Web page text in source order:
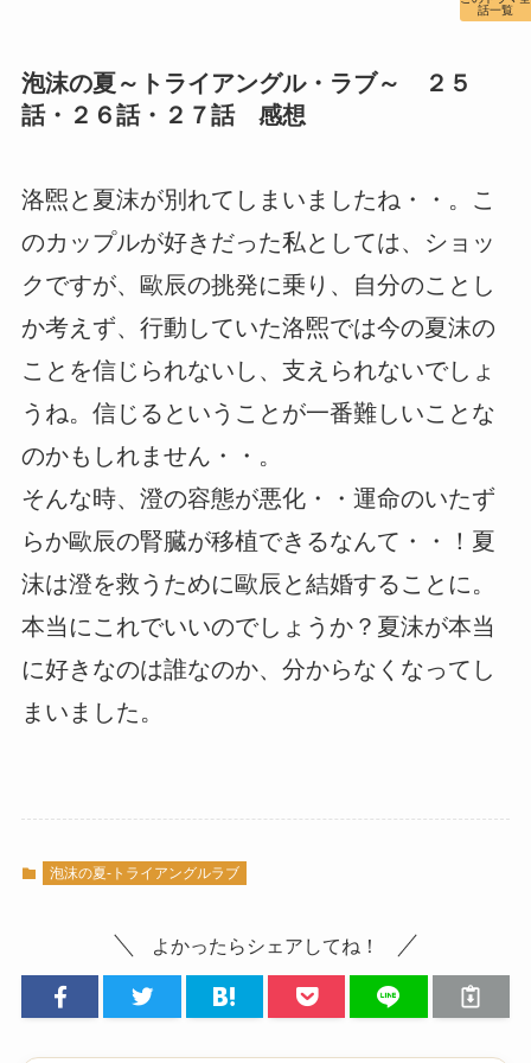
泡沫の夏～トライアングル・ラブ～ ２５
話・２６話・２７話 感想
洛煕と夏沫が別れてしまいましたね・・。こ
のカップルが好きだった私としては、ショッ
クですが、歐辰の挑発に乗り、自分のことし
か考えず、行動していた洛煕では今の夏沫の
ことを信じられないし、支えられないでしょ
うね。信じるということが一番難しいことな
のかもしれません・・。
そんな時、澄の容態が悪化・・運命のいたず
らか歐辰の腎臓が移植できるなんて・・！夏
沫は澄を救うために歐辰と結婚することに。
本当にこれでいいのでしょうか？夏沫が本当
に好きなのは誰なのか、分からなくなってし
まいました。
泡沫の夏-トライアングルラブ
よかったらシェアしてね！
話一覧